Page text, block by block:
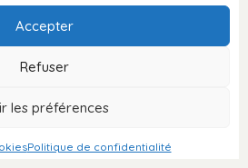
Accepter
Refuser
les préférences
Politique de confidentialité
par les voyageurs français. Je
à savoir pour…
,
, VOYAGES EN JAMAÏQUE